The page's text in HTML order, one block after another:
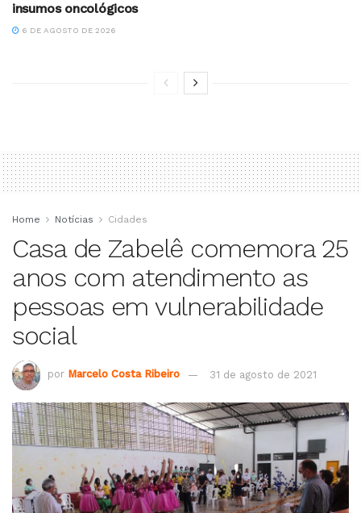
insumos oncológicos
6 DE AGOSTO DE 2026
Home Notícias Cidades
Casa de Zabelê comemora 25
anos com atendimento as
pessoas em vulnerabilidade
social
por Marcelo Costa Ribeiro 31 de agosto de 2021